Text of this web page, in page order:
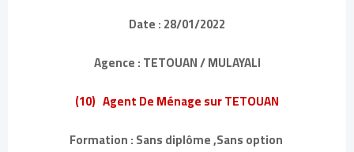
Date : 28/01/2022
Agence : TETOUAN / MULAYALI
(10) Agent De Ménage sur TETOUAN
Formation : Sans diplôme ,Sans option